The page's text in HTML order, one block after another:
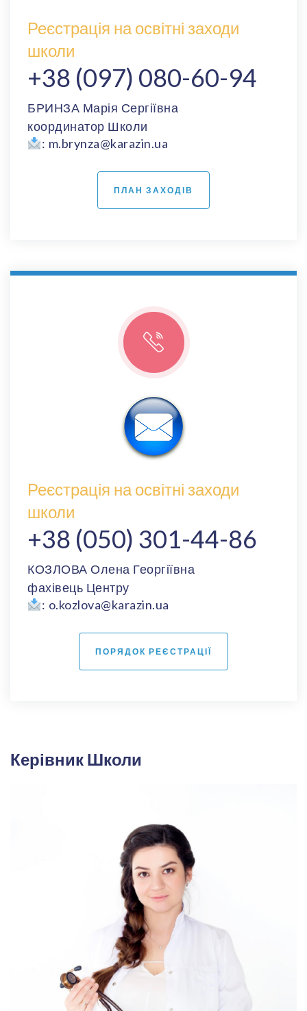
Реєстрація на освітні заходи
школи
+38 (097) 080-60-94
БРИНЗА Марія Сергіївна
координатор Школи
: m.brynza@karazin.ua
ПЛАН ЗАХОДІВ
Реєстрація на освітні заходи
школи
+38 (050) 301-44-86
КОЗЛОВА Олена Георгіївна
фахівець Центру
: o.kozlova@karazin.ua
ПОРЯДОК РЕЄСТРАЦІЇ
Керівник Школи